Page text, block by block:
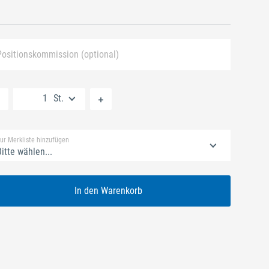
(optional)
St.
Merkliste hinzufügen
wählen...
In den Warenkorb